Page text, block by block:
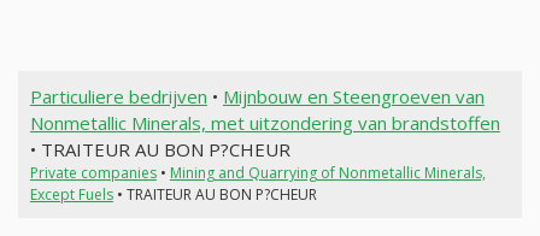
Particuliere bedrijven • Mijnbouw en Steengroeven van
Nonmetallic Minerals, met uitzondering van brandstoffen
• TRAITEUR AU BON P?CHEUR
Private companies• Mining and Quarrying of Nonmetallic Minerals,
Except Fuels• TRAITEUR AU BON P?CHEUR